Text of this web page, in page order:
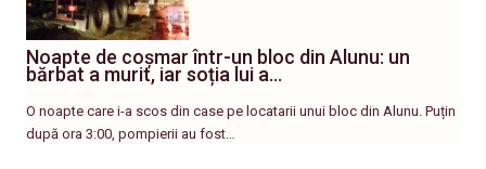
Noapte de coșmar într-un bloc din Alunu: un
bărbat a murit, iar soția lui a…
O noapte care i-a scos din case pe locatarii unui bloc din Alunu. Puțin
după ora 3:00, pompierii au fost…